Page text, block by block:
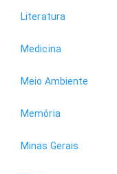
Literatura
Medicina
Meio Ambiente
Memória
Minas Gerais